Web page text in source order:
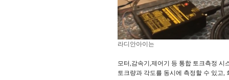
라디안아이는
모터,감속기,제어기 등 통합 토크측정
토크량과 각도를 동시에 측정할 수 있고,